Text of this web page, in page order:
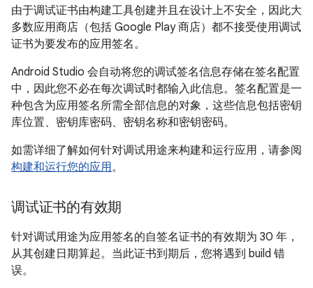
由于调试证书由构建工具创建并且在设计上不安全，因此大
多数应用商店（包括 Google Play 商店）都不接受使用调试
证书为要发布的应用签名。
Android Studio 会自动将您的调试签名信息存储在签名配置
中，因此您不必在每次调试时都输入此信息。签名配置是一
种包含为应用签名所需全部信息的对象，这些信息包括密钥
库位置、密钥库密码、密钥名称和密钥密码。
如需详细了解如何针对调试用途来构建和运行应用，请参阅
构建和运行您的应用。
调试证书的有效期
针对调试用途为应用签名的自签名证书的有效期为 30 年，
从其创建日期算起。当此证书到期后，您将遇到 build 错
误。